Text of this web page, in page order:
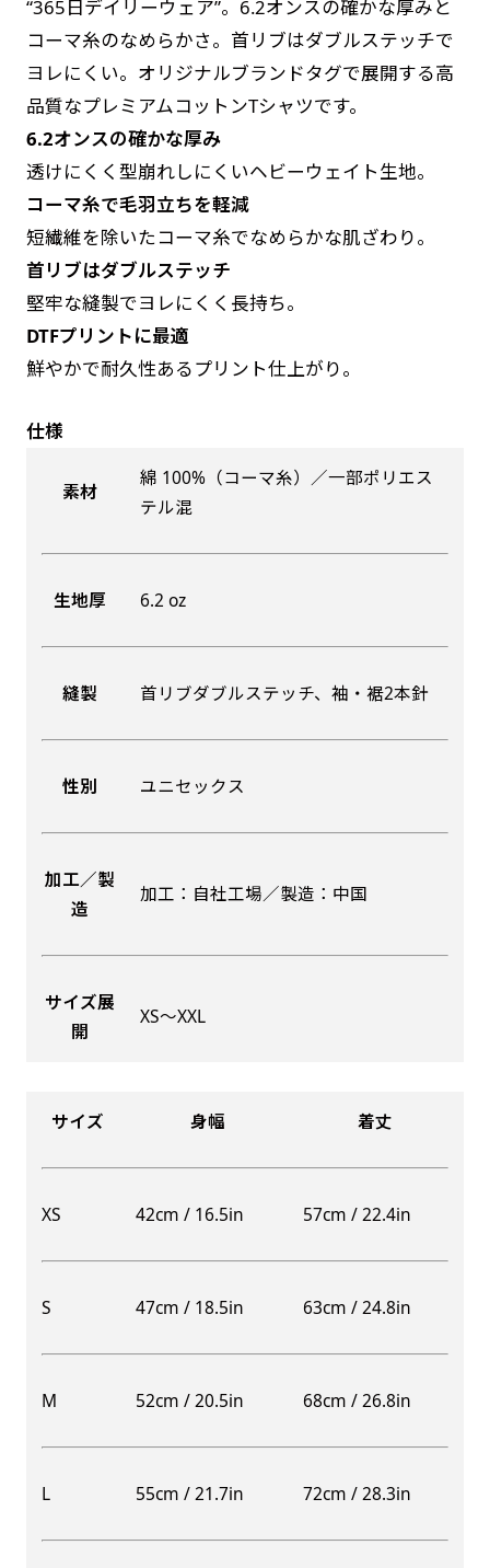
“365日デイリーウェア”。6.2オンスの確かな厚みと
コーマ糸のなめらかさ。首リブはダブルステッチで
ヨレにくい。オリジナルブランドタグで展開する高
品質なプレミアムコットンTシャツです。
6.2オンスの確かな厚み
透けにくく型崩れしにくいヘビーウェイト生地。
コーマ糸で毛羽立ちを軽減
短繊維を除いたコーマ糸でなめらかな肌ざわり。
首リブはダブルステッチ
堅牢な縫製でヨレにくく長持ち。
DTFプリントに最適
鮮やかで耐久性あるプリント仕上がり。
仕様
素材
綿 100%（コーマ糸）／一部ポリエス
テル混
生地厚 6.2 oz
縫製 首リブダブルステッチ、袖・裾2本針
性別 ユニセックス
加工／製
造
加工：自社工場／製造：中国
サイズ展
開
XS〜XXL
サイズ 身幅 着丈
XS 42cm / 16.5in 57cm / 22.4in
S 47cm / 18.5in 63cm / 24.8in
M 52cm / 20.5in 68cm / 26.8in
L 55cm / 21.7in 72cm / 28.3in
す。かわいいい＆おしゃれなのぼりです。台はセ
ットでついてます。
ジャンボ(90x270)
遠くからでも視認しやすいジャンボサイズです。
駐車場などのスペースに余裕がある場所で大々的
に宣伝できます。
4mまたは5mのポールが必要です。
掛け軸のように吊り下げ式にします。上部に棒袋
際の装飾などにとてもお役立ち！
のぼりだけでなく、ポスターも作れます。
のぼり旗と同じデザインで飾れば宣伝効果UP!
Aバナーは三角の形状を利用することでA面B面2
種のデザインを楽しむことができます。前からも
す。
A面B面のデザイン変化を楽しんでお客様にアピ
るもよしです！
自由入力(60x180以内)
お好みのサイズで縦幕・横幕の作成が可能です。
す。かわいいい＆おしゃれなのぼりです。台はセ
ットでついてます。
ジャンボ(270x90)
遠くからでも視認しやすいジャンボサイズです。
駐車場などのスペースに余裕がある場所で大々的
に宣伝できます。
4mまたは5mのポールが必要です。
掛け軸のように吊り下げ式にします。上部に棒袋
際の装飾などにとてもお役立ち！
布A1ポスター(84x60)
のぼりだけでなく、ポスターも作れます。
のぼり旗と同じデザインで飾れば宣伝効果UP!
お好みのサイズで縦幕・横幕の作成が可能です。
長辺が180cm以内、短辺が60cm以内であれば自
あんな場所こんな場所お好みのサイズでお好みの
幕の製作をお楽しみください
けて疑似的にのれんのような幕をつくります。お